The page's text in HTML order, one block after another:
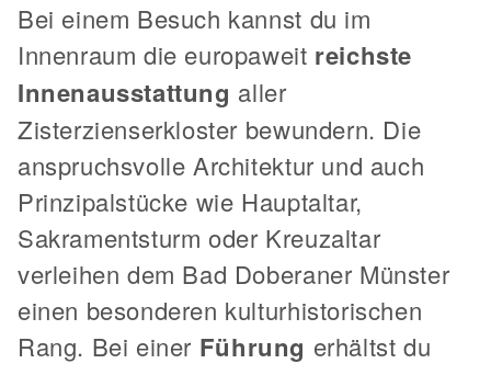
Bei einem Besuch kannst du im
Innenraum die europaweit reichste
Innenausstattung aller
Zisterzienserkloster bewundern. Die
anspruchsvolle Architektur und auch
Prinzipalstücke wie Hauptaltar,
Sakramentsturm oder Kreuzaltar
verleihen dem Bad Doberaner Münster
einen besonderen kulturhistorischen
Rang. Bei einer Führung erhältst du